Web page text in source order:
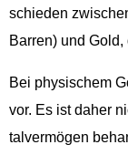
schieden
Bar­ren) und
Bei physis­chem
vor. Es ist daher
talver­mö­gen